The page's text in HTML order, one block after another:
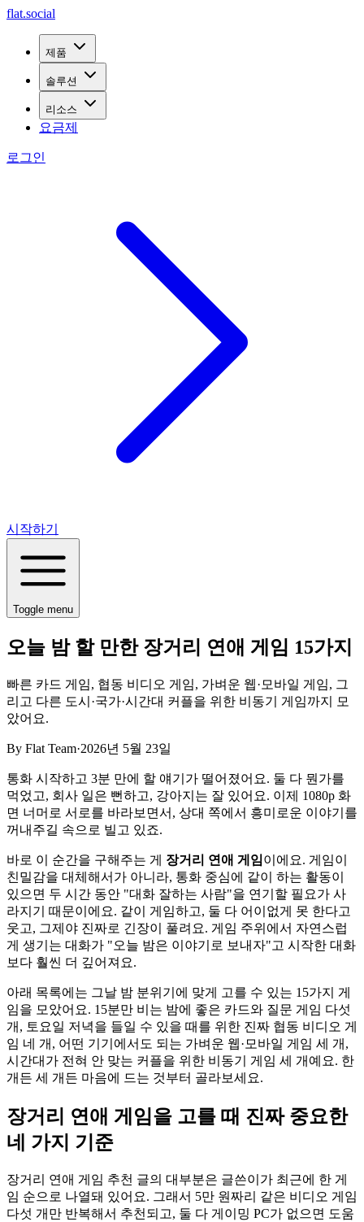
flat.social
제품
솔루션
리소스
요금제
로그인
시작하기
Toggle menu
오늘 밤 할 만한 장거리 연애 게임 15가지
빠른 카드 게임, 협동 비디오 게임, 가벼운 웹·모바일 게임, 그
리고 다른 도시·국가·시간대 커플을 위한 비동기 게임까지 모
았어요.
By Flat Team·2026년 5월 23일
통화 시작하고 3분 만에 할 얘기가 떨어졌어요. 둘 다 뭔가를
먹었고, 회사 일은 뻔하고, 강아지는 잘 있어요. 이제 1080p 화
면 너머로 서로를 바라보면서, 상대 쪽에서 흥미로운 이야기를
꺼내주길 속으로 빌고 있죠.
바로 이 순간을 구해주는 게 장거리 연애 게임이에요. 게임이
친밀감을 대체해서가 아니라, 통화 중심에 같이 하는 활동이
있으면 두 시간 동안 "대화 잘하는 사람"을 연기할 필요가 사
라지기 때문이에요. 같이 게임하고, 둘 다 어이없게 못 한다고
웃고, 그제야 진짜로 긴장이 풀려요. 게임 주위에서 자연스럽
게 생기는 대화가 "오늘 밤은 이야기로 보내자"고 시작한 대화
보다 훨씬 더 깊어져요.
아래 목록에는 그날 밤 분위기에 맞게 고를 수 있는 15가지 게
임을 모았어요. 15분만 비는 밤에 좋은 카드와 질문 게임 다섯
개, 토요일 저녁을 들일 수 있을 때를 위한 진짜 협동 비디오 게
임 네 개, 어떤 기기에서도 되는 가벼운 웹·모바일 게임 세 개,
시간대가 전혀 안 맞는 커플을 위한 비동기 게임 세 개예요. 한
개든 세 개든 마음에 드는 것부터 골라보세요.
장거리 연애 게임을 고를 때 진짜 중요한
네 가지 기준
장거리 연애 게임 추천 글의 대부분은 글쓴이가 최근에 한 게
임 순으로 나열돼 있어요. 그래서 5만 원짜리 같은 비디오 게임
다섯 개만 반복해서 추천되고, 둘 다 게이밍 PC가 없으면 도움